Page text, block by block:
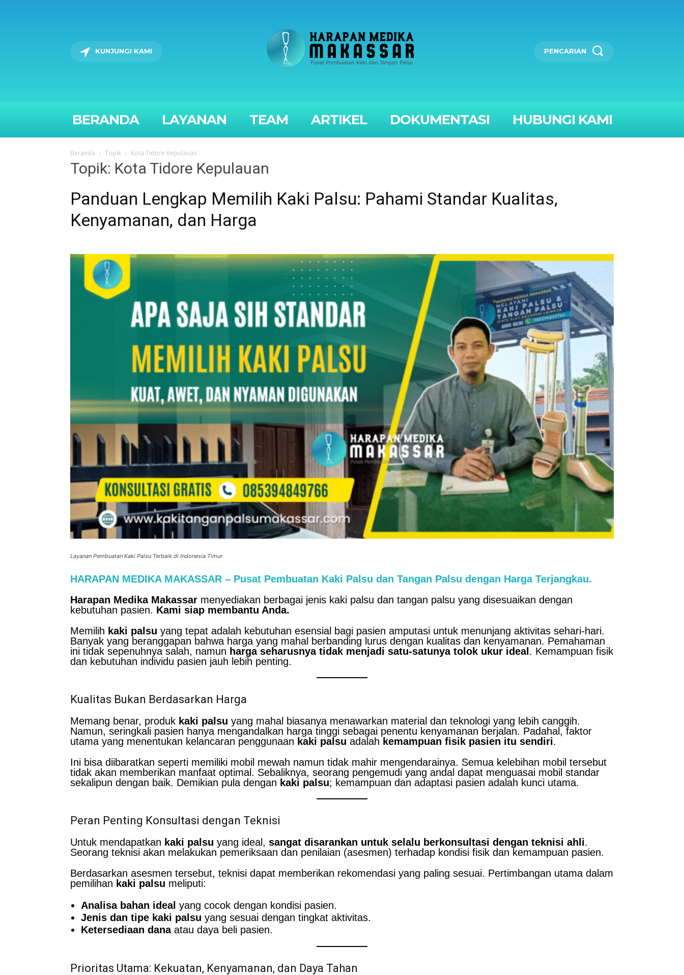
KUNJUNGI KAMI PENCARIAN
BERANDA LAYANAN TEAM ARTIKEL DOKUMENTASI HUBUNGI KAMI
Beranda Topik Kota Tidore Kepulauan
Topik: Kota Tidore Kepulauan
Panduan Lengkap Memilih Kaki Palsu: Pahami Standar Kualitas,
Kenyamanan, dan Harga
Layanan Pembuatan Kaki Palsu Terbaik di Indonesia Timur
HARAPAN MEDIKA MAKASSAR – Pusat Pembuatan Kaki Palsu dan Tangan Palsu dengan Harga Terjangkau.
Harapan Medika Makassar menyediakan berbagai jenis kaki palsu dan tangan palsu yang disesuaikan dengan
kebutuhan pasien. Kami siap membantu Anda.
Memilih kaki palsu yang tepat adalah kebutuhan esensial bagi pasien amputasi untuk menunjang aktivitas sehari-hari.
Banyak yang beranggapan bahwa harga yang mahal berbanding lurus dengan kualitas dan kenyamanan. Pemahaman
ini tidak sepenuhnya salah, namun harga seharusnya tidak menjadi satu-satunya tolok ukur ideal. Kemampuan fisik
dan kebutuhan individu pasien jauh lebih penting.
Kualitas Bukan Berdasarkan Harga
Memang benar, produk kaki palsu yang mahal biasanya menawarkan material dan teknologi yang lebih canggih.
Namun, seringkali pasien hanya mengandalkan harga tinggi sebagai penentu kenyamanan berjalan. Padahal, faktor
utama yang menentukan kelancaran penggunaan kaki palsu adalah kemampuan fisik pasien itu sendiri.
Ini bisa diibaratkan seperti memiliki mobil mewah namun tidak mahir mengendarainya. Semua kelebihan mobil tersebut
tidak akan memberikan manfaat optimal. Sebaliknya, seorang pengemudi yang andal dapat menguasai mobil standar
sekalipun dengan baik. Demikian pula dengan kaki palsu; kemampuan dan adaptasi pasien adalah kunci utama.
Peran Penting Konsultasi dengan Teknisi
Untuk mendapatkan kaki palsu yang ideal, sangat disarankan untuk selalu berkonsultasi dengan teknisi ahli.
Seorang teknisi akan melakukan pemeriksaan dan penilaian (asesmen) terhadap kondisi fisik dan kemampuan pasien.
Berdasarkan asesmen tersebut, teknisi dapat memberikan rekomendasi yang paling sesuai. Pertimbangan utama dalam
pemilihan kaki palsu meliputi:
Analisa bahan ideal yang cocok dengan kondisi pasien.
Jenis dan tipe kaki palsu yang sesuai dengan tingkat aktivitas.
Ketersediaan danaatau daya beli pasien.
Prioritas Utama: Kekuatan, Kenyamanan, dan Daya Tahan